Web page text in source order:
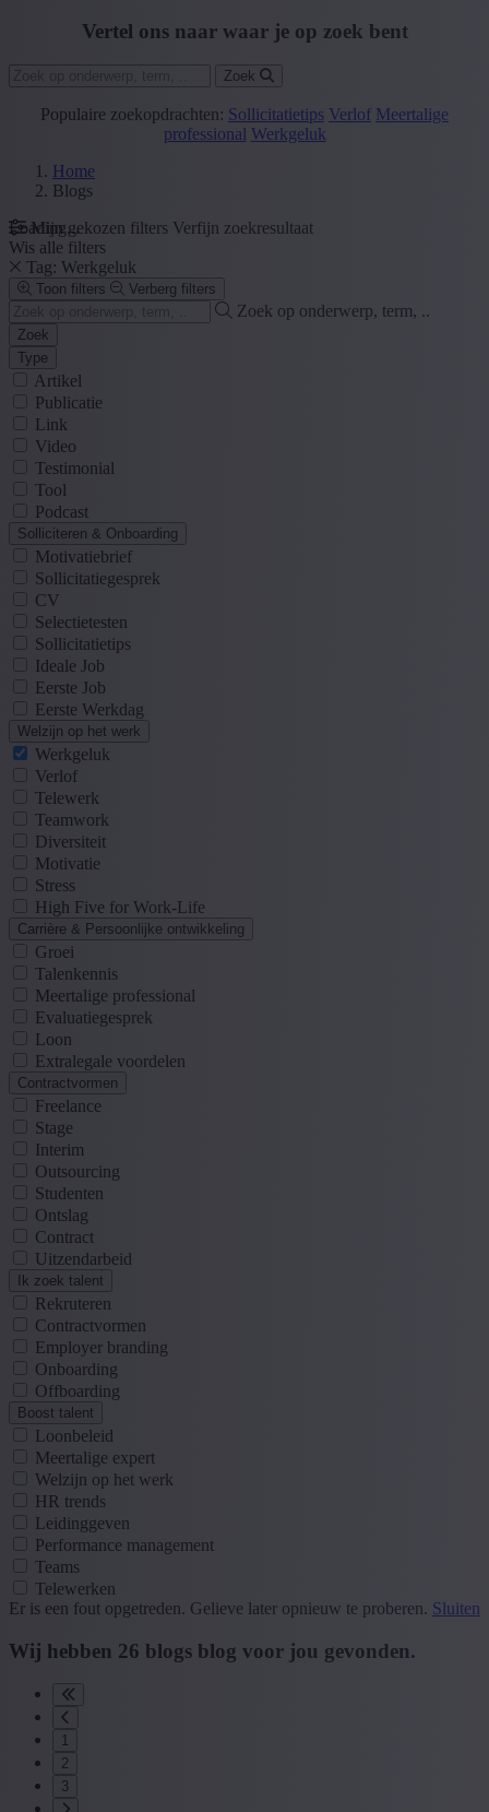
Vertel ons naar waar je op zoek bent
Zoek
Populaire zoekopdrachten: Sollicitatietips Verlof Meertalige
professional Werkgeluk
Home
Blogs
Loading...
Mijn gekozen filters Verfijn zoekresultaat
Wis alle filters
Tag: Werkgeluk
Toon filters Verberg filters
Zoek op onderwerp, term, ..
Zoek
Type
Artikel
Publicatie
Link
Video
Testimonial
Tool
Podcast
Solliciteren & Onboarding
Motivatiebrief
Sollicitatiegesprek
CV
Selectietesten
Sollicitatietips
Ideale Job
Eerste Job
Eerste Werkdag
Welzijn op het werk
Werkgeluk
Verlof
Telewerk
Teamwork
Diversiteit
Motivatie
Stress
High Five for Work-Life
Carrière & Persoonlijke ontwikkeling
Groei
Talenkennis
Meertalige professional
Evaluatiegesprek
Loon
Extralegale voordelen
Contractvormen
Freelance
Stage
Interim
Outsourcing
Studenten
Ontslag
Contract
Uitzendarbeid
Ik zoek talent
Rekruteren
Contractvormen
Employer branding
Onboarding
Offboarding
Boost talent
Loonbeleid
Meertalige expert
Welzijn op het werk
HR trends
Leidinggeven
Performance management
Teams
Telewerken
Er is een fout opgetreden. Gelieve later opnieuw te proberen. Sluiten
Wij hebben 26 blogs blog voor jou gevonden.
1
2
3